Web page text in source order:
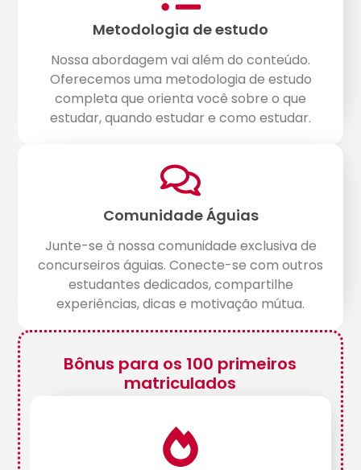
Metodologia de estudo
Nossa abordagem vai além do conteúdo.
Oferecemos uma metodologia de estudo
completa que orienta você sobre o que
estudar, quando estudar e como estudar.
Comunidade Águias
Junte-se à nossa comunidade exclusiva de
concurseiros águias. Conecte-se com outros
estudantes dedicados, compartilhe
experiências, dicas e motivação mútua.
Bônus para os 100 primeiros
matriculados